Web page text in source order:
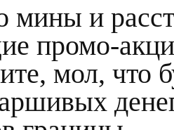
мины и
промо-
мол, что